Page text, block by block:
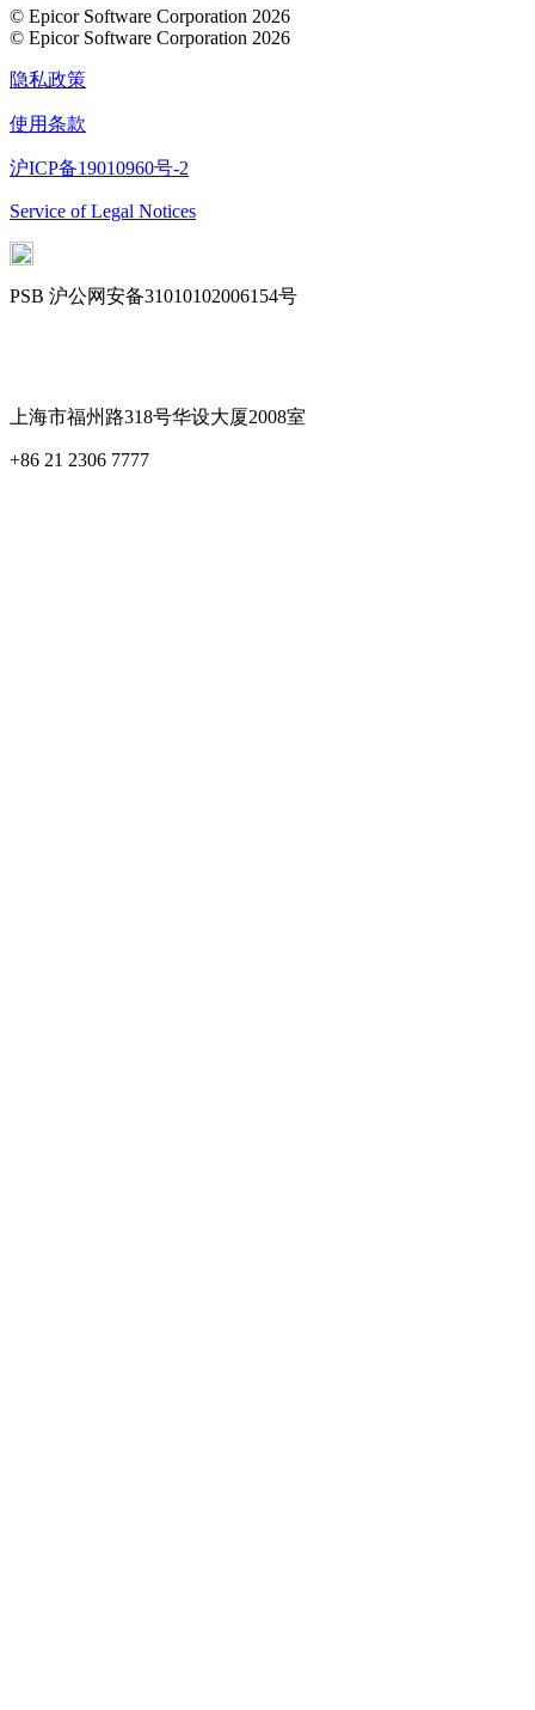
© Epicor Software Corporation 2026
© Epicor Software Corporation 2026
隐私政策
使用条款
沪ICP备19010960号-2
Service of Legal Notices
PSB 沪公网安备31010102006154号
上海市福州路318号华设大厦2008室
+86 21 2306 7777